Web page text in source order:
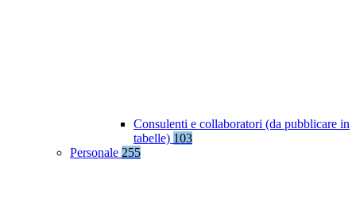
Consulenti e collaboratori (da pubblicare in
tabelle) 103
Personale 255